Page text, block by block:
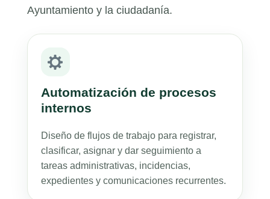
Ayuntamiento y la ciudadanía.
Automatización de procesos
internos
Diseño de flujos de trabajo para registrar,
clasificar, asignar y dar seguimiento a
tareas administrativas, incidencias,
expedientes y comunicaciones recurrentes.